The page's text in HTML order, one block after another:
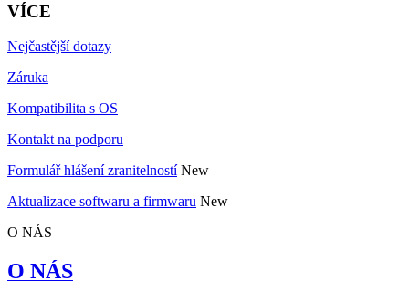
VÍCE
Nejčastější dotazy
Záruka
Kompatibilita s OS
Kontakt na podporu
Formulář hlášení zranitelností New
Aktualizace softwaru a firmwaru New
O NÁS
O NÁS